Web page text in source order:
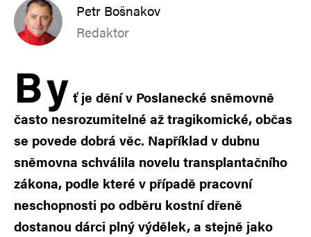
Petr Bošnakov
Redaktor
By ť je dění v Poslanecké sněmovně
často nesrozumitelné až tragikomické, občas
se povede dobrá věc. Například v dubnu
sněmovna schválila novelu transplantačního
zákona, podle které v případě pracovní
neschopnosti po odběru kostní dřeně
dostanou dárci plný výdělek, a stejně jako